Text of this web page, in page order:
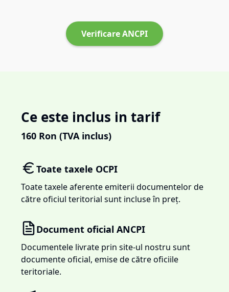
Verificare ANCPI
Ce este inclus in tarif
160 Ron (TVA inclus)
Toate taxele OCPI
Toate taxele aferente emiterii documentelor de
către oficiul teritorial sunt incluse în preț.
Document oficial ANCPI
Documentele livrate prin site-ul nostru sunt
documente oficial, emise de către oficiile
teritoriale.